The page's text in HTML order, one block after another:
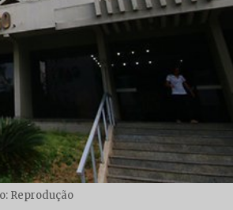
Reprodução